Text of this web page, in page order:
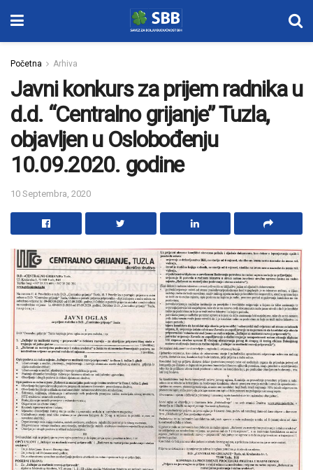
Početna Arhiva
Javni konkurs za prijem radnika u
d.d. “Centralno grijanje” Tuzla,
objavljen u Oslobođenju
10.09.2020. godine
10 Septembra, 2020